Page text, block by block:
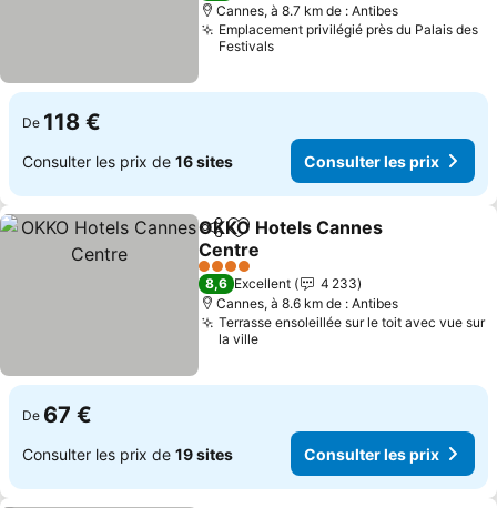
Cannes, à 8.7 km de : Antibes
Emplacement privilégié près du Palais des
Festivals
De 118 €
Consulter les prix de 16 sites Consulter les prix
PartagerAjouter à mes favoris
OKKO Hotels Cannes
Centre
Consulter les prix
4 Étoiles
8,6 Excellent
4 233
Cannes, à 8.6 km de : Antibes
Terrasse ensoleillée sur le toit avec vue sur
la ville
De 67 €
Consulter les prix de 19 sites Consulter les prix